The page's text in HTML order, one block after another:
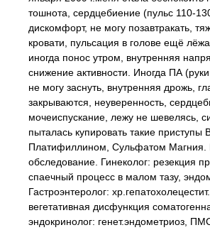
тошнота, сердцебиение (пульс 110-
дискомфорт, не могу позавтракать,
кровати, пульсация в голове ещё лёжа
иногда понос утром, внутренняя
снижение активности. Иногда ПА
не могу заснуть, внутренняя дрожь,
закрываются, неуверенность,
мочеиспускание, лежу не шевелясь,
пыталась купировать такие приступы
Платифиллином, Сульфатом
обследование. Гинеколог: резекция
спаечный процесс в малом тазу,
Гастроэнтеролог:
вегетативная дисфункция
эндокринолог: генет.эндометриоз,